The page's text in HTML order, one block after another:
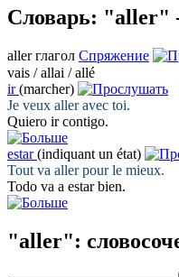
Словарь: "aller"
aller глагол Спряжение
vais / allai / allé
ir (marcher)
Je veux alleravec toi.
Quiero ircontigo.
estar (indiquant un état)
Tout va allerpour le mieux.
Todo va a estarbien.
"aller":